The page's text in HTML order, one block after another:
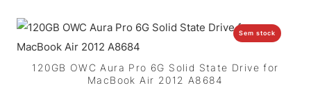
Sem stock
120GB OWC Aura Pro 6G Solid State Drive for
MacBook Air 2012 A8684